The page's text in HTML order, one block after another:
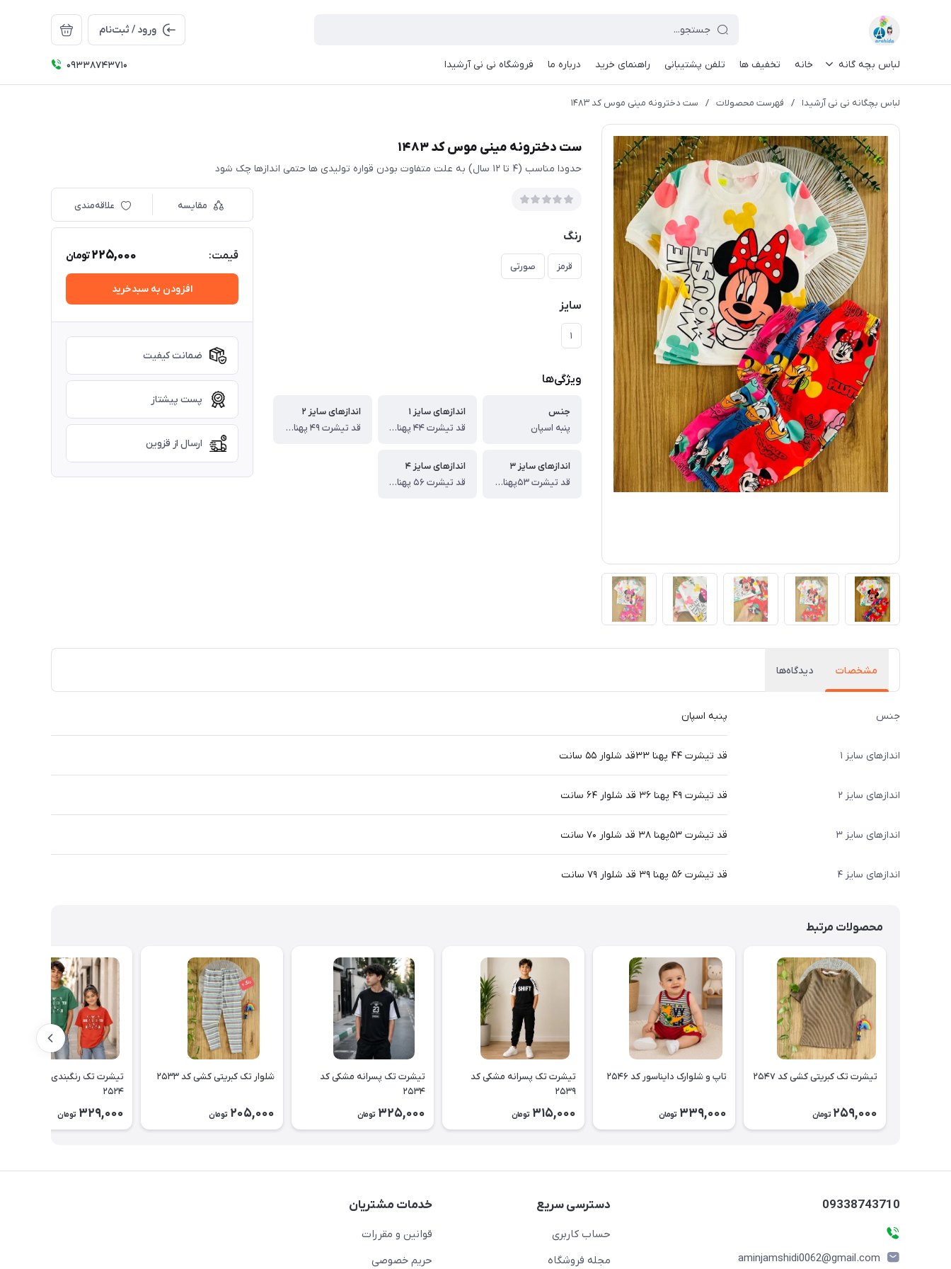
ورود / ثبت‌نام
لباس بچه گانه خانه تخفیف ها تلفن پشتیبانی راهنمای خرید درباره ما فروشگاه نی نی آرشیدا 09338743710
لباس بچگانه نی نی آرشیدا / فهرست محصولات / ست دخترونه مینی موس کد ۱۴۸۳
ست دخترونه مینی موس کد ۱۴۸۳
حدودا مناسب (۴ تا ۱۲ سال) به علت متفاوت بودن قواره تولیدی ها حتمی اندازها چک شود
رنگ
قرمز صورتی
سایز
۱
ویژگی‌ها
جنس
پنبه اسپان
اندازهای سایز ۱
قد تیشرت ۴۴ پهنا ۳۳قد شلوار ۵۵ سانت
اندازهای سایز ۲
قد تیشرت ۴۹ پهنا ۳۶ قد شلوار ۶۴ سانت
اندازهای سایز ۳
قد تیشرت ۵۳پهنا ۳۸ قد شلوار ۷۰ سانت
اندازهای سایز ۴
قد تیشرت ۵۶ پهنا ۳۹ قد شلوار ۷۹ سانت
مقایسه علاقه‌مندی
قیمت: 225,000تومان
افزودن به سبدخرید
ضمانت کیفیت
پست پیشتاز
ارسال از قزوین
مشخصات دیدگاه‌ها
جنس پنبه اسپان
اندازهای سایز ۱ قد تیشرت ۴۴ پهنا ۳۳قد شلوار ۵۵ سانت
اندازهای سایز ۲ قد تیشرت ۴۹ پهنا ۳۶ قد شلوار ۶۴ سانت
اندازهای سایز ۳ قد تیشرت ۵۳پهنا ۳۸ قد شلوار ۷۰ سانت
اندازهای سایز ۴ قد تیشرت ۵۶ پهنا ۳۹ قد شلوار ۷۹ سانت
محصولات مرتبط
تیشرت تک کبریتی کشی کد ۲۵۴۷
259,000 تومان
تاپ و شلوارک دایناسور کد ۲۵۴۶
339,000 تومان
تیشرت تک پسرانه مشکی کد
۲۵۳۹
315,000 تومان
تیشرت تک پسرانه مشکی کد
۲۵۳۴
325,000 تومان
شلوار تک کبریتی کشی کد ۲۵۳۳
205,000 تومان
تیشرت تک رنگبندی اسپرت کد
۲۵۲۴
329,000 تومان
09338743710
aminjamshidi0062@gmail.com
دسترسی سریع
حساب کاربری
مجله فروشگاه
خدمات مشتریان
قوانین و مقررات
حریم خصوصی